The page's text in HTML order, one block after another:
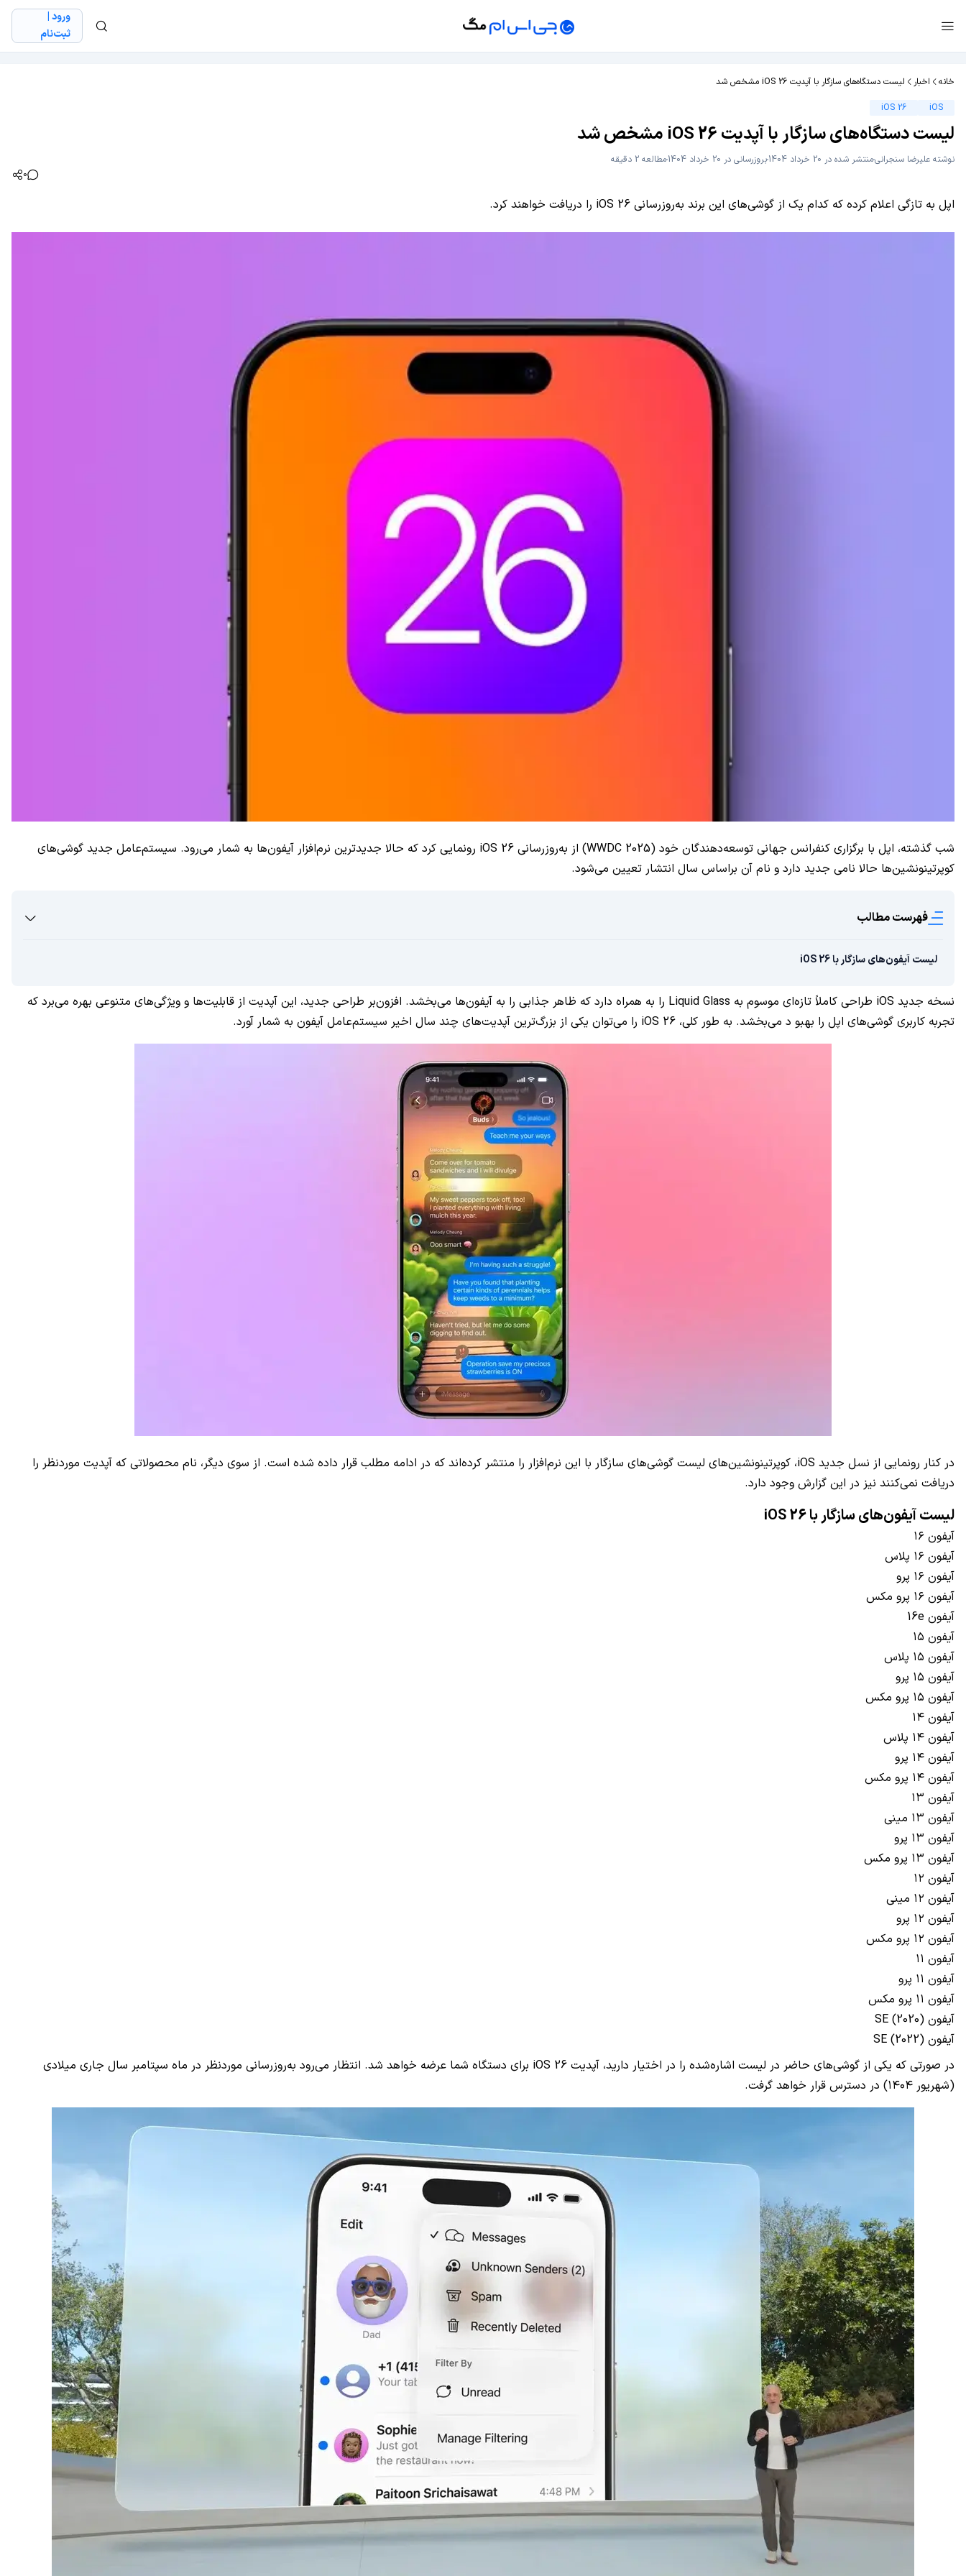
ورود |
ثبت‌نام
خانه اخبار
لیست دستگاه‌های سازگار با آپدیت iOS 26 مشخص شد
iOS
iOS 26
لیست دستگاه‌های سازگار با آپدیت iOS 26 مشخص شد
نوشته علیرضا سنجرانیمنتشر شده در 20 خرداد 1404 بروزرسانی در 20 خرداد 1404
مطالعه 2 دقیقه
0
اپل به تازگی اعلام کرده که کدام یک از گوشی‌های این برند به‌روزرسانی iOS 26 را دریافت خواهند کرد.
شب گذشته، اپل با برگزاری کنفرانس جهانی توسعه‌دهندگان خود (WWDC 2025) از به‌روزرسانی iOS 26 رونمایی کرد که حالا جدیدترین نرم‌افزار آیفون‌ها به شمار می‌رود. سیستم‌عامل جدید گوشی‌های
کوپرتینونشین‌ها حالا نامی جدید دارد و نام آن براساس سال انتشار تعیین می‌شود.
فهرست مطالب
لیست آیفون‌های سازگار با iOS 26
نسخه جدید iOS طراحی کاملاً تازه‌ای موسوم به Liquid Glass را به همراه دارد که ظاهر جذابی را به آیفون‌ها می‌بخشد. افزون‌بر طراحی جدید، این آپدیت از قابلیت‌ها و ویژگی‌های متنوعی بهره می‌برد که
تجربه کاربری گوشی‌های اپل را بهبو د می‌بخشد. به طور کلی، iOS 26 را می‌توان یکی از بزرگ‌ترین آپدیت‌های چند سال اخیر سیستم‌عامل آیفون به شمار آورد.
در کنار رونمایی از نسل جدید iOS، کوپرتینونشین‌های لیست گوشی‌های سازگار با این نرم‌افزار را منتشر کرده‌اند که در ادامه مطلب قرار داده شده است. از سوی دیگر، نام محصولاتی که آپدیت موردنظر را
دریافت نمی‌کنند نیز در این گزارش وجود دارد.
لیست آیفون‌های سازگار با iOS 26
آیفون ۱۶
آیفون ۱۶ پلاس
آیفون ۱۶ پرو
آیفون ۱۶ پرو مکس
آیفون 16e
آیفون ۱۵
آیفون ۱۵ پلاس
آیفون ۱۵ پرو
آیفون ۱۵ پرو مکس
آیفون ۱۴
آیفون ۱۴ پلاس
آیفون ۱۴ پرو
آیفون ۱۴ پرو مکس
آیفون ۱۳
آیفون ۱۳ مینی
آیفون ۱۳ پرو
آیفون ۱۳ پرو مکس
آیفون ۱۲
آیفون ۱۲ مینی
آیفون ۱۲ پرو
آیفون ۱۲ پرو مکس
آیفون ۱۱
آیفون ۱۱ پرو
آیفون ۱۱ پرو مکس
آیفون SE (2020)
آیفون SE (2022)
در صورتی که یکی از گوشی‌های حاضر در لیست اشاره‌شده را در اختیار دارید، آپدیت iOS 26 برای دستگاه‌ شما عرضه خواهد شد. انتظار می‌رود به‌روزرسانی موردنظر در ماه سپتامبر سال جاری میلادی
(شهریور ۱۴۰۴) در دسترس قرار خواهد گرفت.